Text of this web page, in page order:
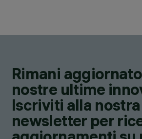
Rimani
nostre ultime
Iscriviti alla nostra
newsletter per